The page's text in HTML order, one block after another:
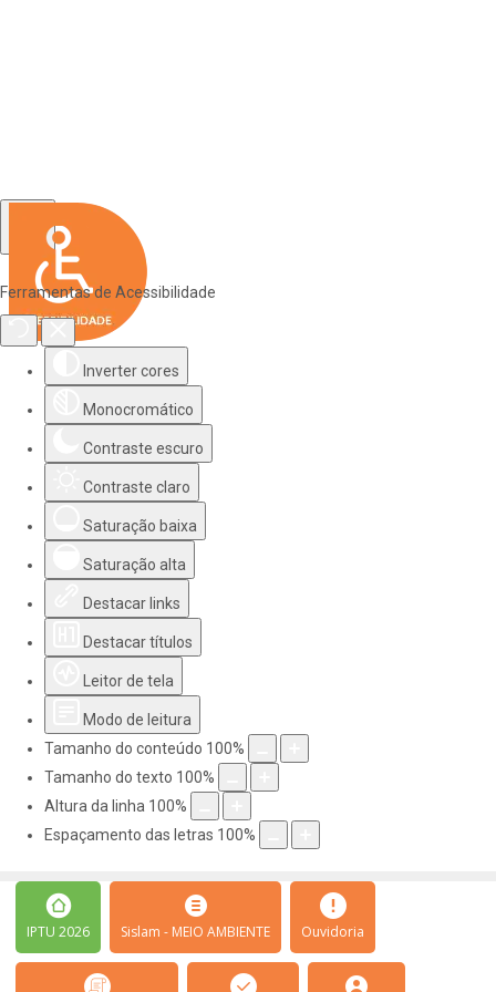
Ferramentas de Acessibilidade
Inverter cores
Monocromático
Contraste escuro
Contraste claro
Saturação baixa
Saturação alta
Destacar links
Destacar títulos
Leitor de tela
Modo de leitura
Tamanho do conteúdo 100%
Tamanho do texto 100%
Altura da linha 100%
Espaçamento das letras 100%
IPTU 2026 Sislam - MEIO AMBIENTE Ouvidoria